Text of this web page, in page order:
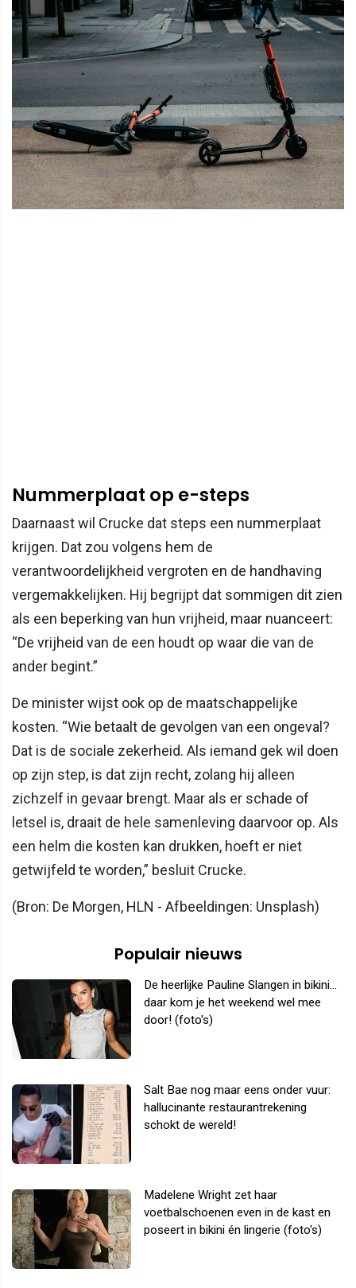
Nummerplaat op e-steps
Daarnaast wil Crucke dat steps een nummerplaat
krijgen. Dat zou volgens hem de
verantwoordelijkheid vergroten en de handhaving
vergemakkelijken. Hij begrijpt dat sommigen dit zien
als een beperking van hun vrijheid, maar nuanceert:
“De vrijheid van de een houdt op waar die van de
ander begint.”
De minister wijst ook op de maatschappelijke
kosten. “Wie betaalt de gevolgen van een ongeval?
Dat is de sociale zekerheid. Als iemand gek wil doen
op zijn step, is dat zijn recht, zolang hij alleen
zichzelf in gevaar brengt. Maar als er schade of
letsel is, draait de hele samenleving daarvoor op. Als
een helm die kosten kan drukken, hoeft er niet
getwijfeld te worden,” besluit Crucke.
(Bron: De Morgen, HLN - Afbeeldingen: Unsplash)
Populair nieuws
De heerlijke Pauline Slangen in bikini...
daar kom je het weekend wel mee
door! (foto's)
Salt Bae nog maar eens onder vuur:
hallucinante restaurantrekening
schokt de wereld!
Madelene Wright zet haar
voetbalschoenen even in de kast en
poseert in bikini én lingerie (foto's)